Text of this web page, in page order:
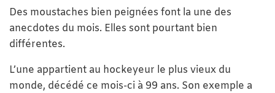
Des moustaches bien peignées font la une des
anecdotes du mois. Elles sont pourtant bien
différentes.
L’une appartient au hockeyeur le plus vieux du
monde, décédé ce mois-ci à 99 ans. Son exemple a